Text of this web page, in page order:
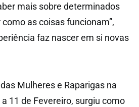
mais sobre determinados
como as coisas funcionam”,
faz nascer em si novas
Mulheres e Raparigas na
11 de Fevereiro, surgiu como